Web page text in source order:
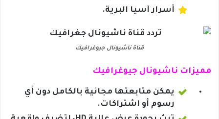
أسرار آسيا البرية.
قناة ناشيونال جيوغرافيك
مميزات ناشيونال جيوغرافيك
يمكن متابعتها مجانية بالكامل دون أي
رسوم أو اشتراكات.